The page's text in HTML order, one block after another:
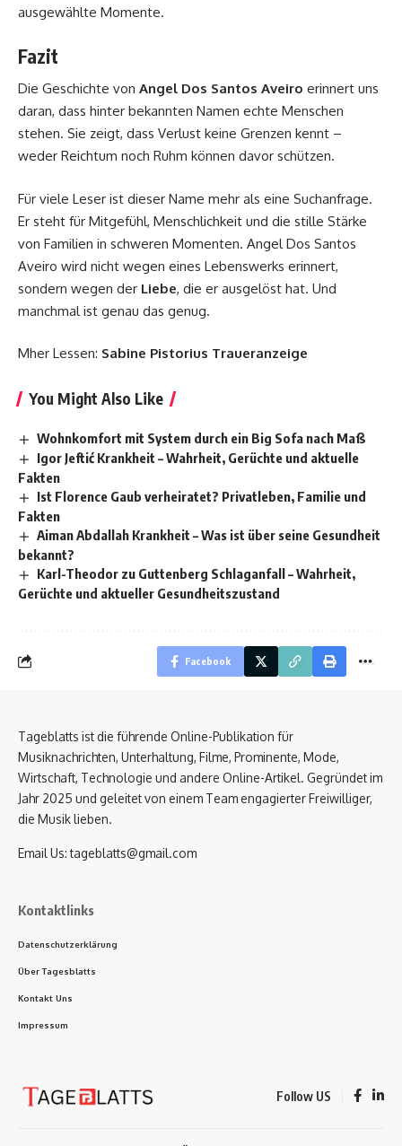
ausgewählte Momente.
Fazit
Die Geschichte von Angel Dos Santos Aveiro erinnert uns
daran, dass hinter bekannten Namen echte Menschen
stehen. Sie zeigt, dass Verlust keine Grenzen kennt –
weder Reichtum noch Ruhm können davor schützen.
Für viele Leser ist dieser Name mehr als eine Suchanfrage.
Er steht für Mitgefühl, Menschlichkeit und die stille Stärke
von Familien in schweren Momenten. Angel Dos Santos
Aveiro wird nicht wegen eines Lebenswerks erinnert,
sondern wegen der Liebe, die er ausgelöst hat. Und
manchmal ist genau das genug.
Mher Lessen: Sabine Pistorius Traueranzeige
You Might Also Like
Wohnkomfort mit System durch ein Big Sofa nach Maß
Igor Jeftić Krankheit – Wahrheit, Gerüchte und aktuelle
Fakten
Ist Florence Gaub verheiratet? Privatleben, Familie und
Fakten
Aiman Abdallah Krankheit – Was ist über seine Gesundheit
bekannt?
Karl-Theodor zu Guttenberg Schlaganfall – Wahrheit,
Gerüchte und aktueller Gesundheitszustand
Facebook
Tageblatts ist die führende Online-Publikation für
Musiknachrichten, Unterhaltung, Filme, Prominente, Mode,
Wirtschaft, Technologie und andere Online-Artikel. Gegründet im
Jahr 2025 und geleitet von einem Team engagierter Freiwilliger,
die Musik lieben.
Email Us:tageblatts@gmail.com
Kontaktlinks
Datenschutzerklärung
Über Tagesblatts
Kontakt Uns
Impressum
Follow US